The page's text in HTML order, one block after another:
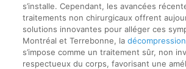
s’installe. Cependant, les avancées
traitements non chirurgicaux offrent
solutions innovantes pour alléger ces
Montréal et Terrebonne, la
s’impose comme un traitement sûr, non
respectueux du corps, favorisant une